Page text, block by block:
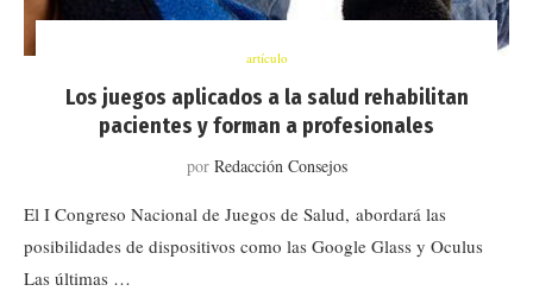
artículo
Los juegos aplicados a la salud rehabilitan
pacientes y forman a profesionales
por Redacción Consejos
El I Congreso Nacional de Juegos de Salud, abordará las
posibilidades de dispositivos como las Google Glass y Oculus
Las últimas …